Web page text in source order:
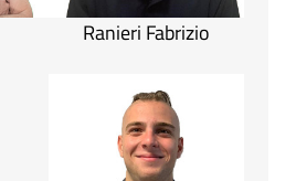
Ranieri Fabrizio